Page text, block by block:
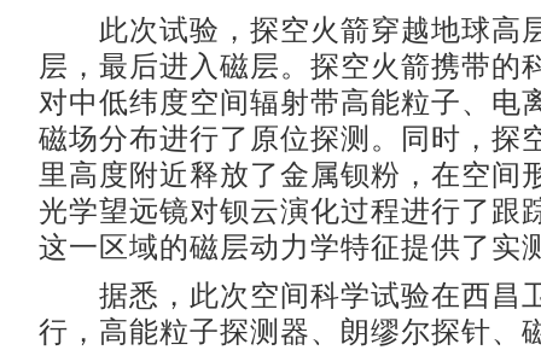
此次试验，探空火箭穿越地球高
层，最后进入磁层。探空火箭携带的
对中低纬度空间辐射带高能粒子、电
磁场分布进行了原位探测。同时，探
里高度附近释放了金属钡粉，在空间
光学望远镜对钡云演化过程进行了跟
这一区域的磁层动力学特征提供了实
据悉，此次空间科学试验在西昌
行，高能粒子探测器、朗缪尔探针、